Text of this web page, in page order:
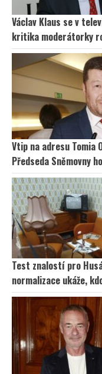
Václav Klaus se v
kritika moderátorky
Vtip na adresu Tomia
Předseda Sněmovny
Test znalostí pro
normalizace ukáže,